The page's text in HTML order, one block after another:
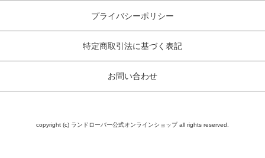
プライバシーポリシー
特定商取引法に基づく表記
お問い合わせ
copyright (c) ランドローバー公式オンラインショップ all rights reserved.